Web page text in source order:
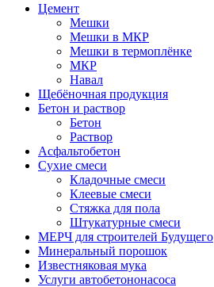
Цемент
Мешки
Мешки в МКР
Мешки в термоплёнке
МКР
Навал
Щебёночная продукция
Бетон и раствор
Бетон
Раствор
Асфальтобетон
Сухие смеси
Кладочные смеси
Клеевые смеси
Стяжка для пола
Штукатурные смеси
МЕРЧ для строителей Будущего
Минеральный порошок
Известняковая мука
Услуги автобетононасоса